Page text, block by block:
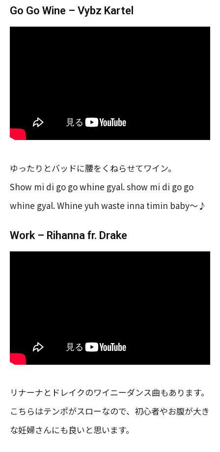
Go Go Wine – Vybz Kartel
ゆったりとバッドに腰をくねらせてワイン。
Show mi di go go whine gyal. show mi di go go
whine gyal. Whine yuh waste inna timin baby〜♪
Work – Rihanna fr. Drake
リナーナとドレイクのワイニーダンス曲もあります。
こちらはテンポがスローなので、初心者やお腹が大き
な妊婦さんにも良いと思います。